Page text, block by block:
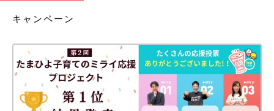
キャンペーン